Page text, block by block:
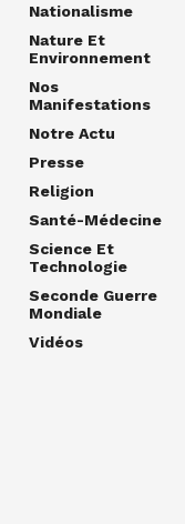
Nationalisme
Nature Et
Environnement
Nos
Manifestations
Notre Actu
Presse
Religion
Santé-Médecine
Science Et
Technologie
Seconde Guerre
Mondiale
Vidéos